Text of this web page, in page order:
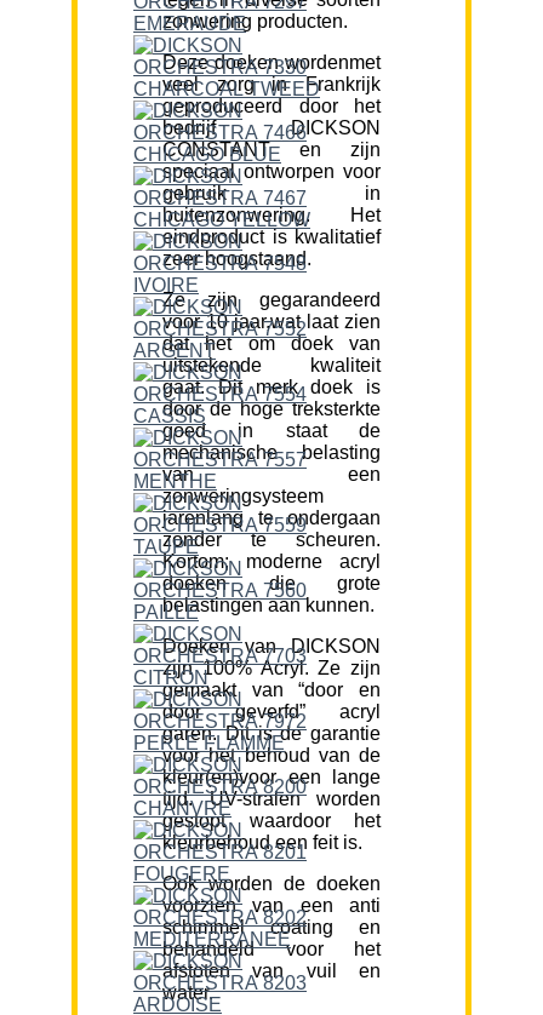
zonwering producten.
Deze doeken wordenmet
veel zorg in Frankrijk
geproduceerd door het
bedrijf DICKSON
CONSTANT en zijn
speciaal ontworpen voor
gebruik in
buitenzonwering. Het
eindproduct is kwalitatief
zeer hoogstaand.
Ze zijn gegarandeerd
voor 10 jaar,wat laat zien
dat het om doek van
uitstekende kwaliteit
gaat. Dit merk doek is
door de hoge treksterkte
goed in staat de
mechanische belasting
van een
zonweringsysteem
jarenlang te ondergaan
zonder te scheuren.
Kortom; moderne acryl
doeken die grote
belastingen aan kunnen.
Doeken van DICKSON
zijn 100% Acryl. Ze zijn
gemaakt van “door en
door geverfd” acryl
garen. Dit is de garantie
voor het behoud van de
kleur(en)voor een lange
tijd. UV-stralen worden
gestopt waardoor het
kleurbehoud een feit is.
Ook worden de doeken
voorzien van een anti
schimmel coating en
behandeld voor het
afstoten van vuil en
water.